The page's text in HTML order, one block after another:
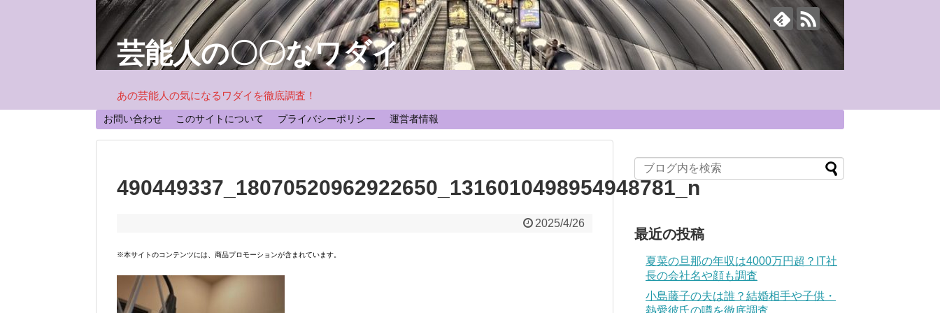
芸能人の〇〇なワダイ
あの芸能人の気になるワダイを徹底調査！
お問い合わせ このサイトについて プライバシーポリシー 運営者情報
490449337_18070520962922650_1316010498954948781_n
2025/4/26
※本サイトのコンテンツには、商品プロモーションが含まれています。
最近の投稿
夏菜の旦那の年収は4000万円超？IT社
長の会社名や顔も調査
小島藤子の夫は誰？結婚相手や子供・